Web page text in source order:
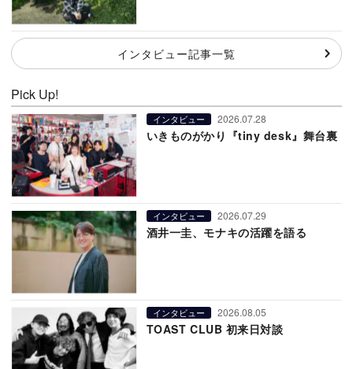
インタビュー記事一覧
Pick Up!
インタビュー 2026.07.28
いきものがかり『tiny desk』舞台裏
インタビュー 2026.07.29
酒井一圭、モナキの活躍を語る
インタビュー 2026.08.05
TOAST CLUB 初来日対談